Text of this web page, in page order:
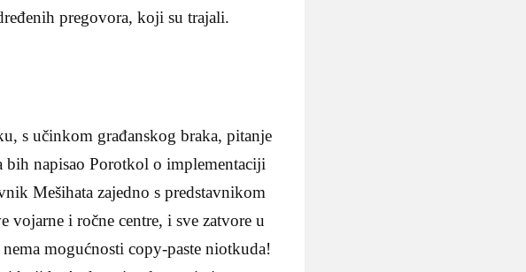
pregovora, koji su trajali.
s učinkom građanskog braka, pitanje
napisao Porotkol o implementaciji
Mešihata zajedno s predstavnikom
i ročne centre, i sve zatvore u
mogućnosti copy-paste niotkuda!